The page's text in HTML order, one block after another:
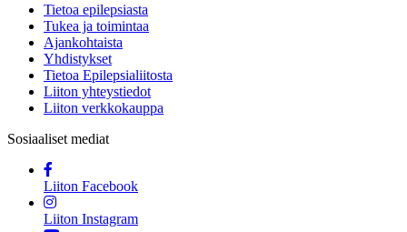
Tietoa epilepsiasta
Tukea ja toimintaa
Ajankohtaista
Yhdistykset
Tietoa Epilepsialiitosta
Liiton yhteystiedot
Liiton verkkokauppa
Sosiaaliset mediat
Liiton Facebook
Liiton Instagram